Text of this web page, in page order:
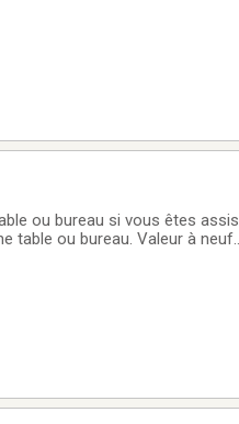
ou bureau si vous êtes assis
table ou bureau. Valeur à neuf